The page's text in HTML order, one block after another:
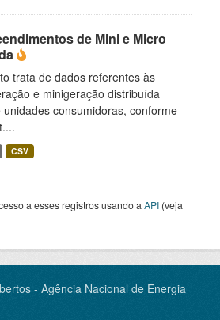
de Mini e Micro
trata de dados referentes às
e minigeração distribuída
consumidoras, conforme
CSV
a esses registros usando a API (veja
- Agência Nacional de Energia